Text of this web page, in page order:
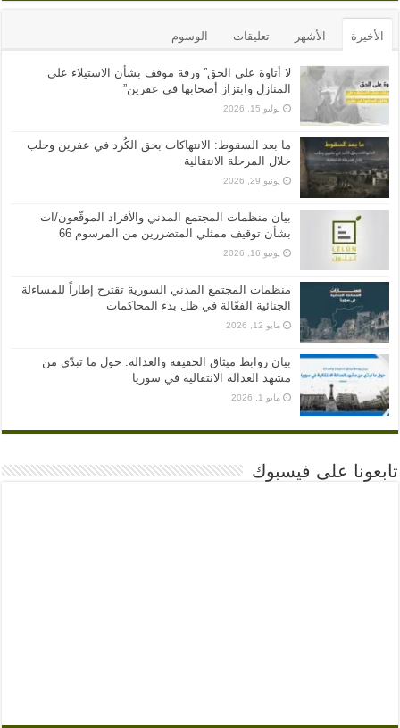
الأخيرة الأشهر تعليقات الوسوم
لا أتاوة على الحق” ورقة موقف بشأن الاستيلاء على
المنازل وابتزاز أصحابها في عفرين”
يوليو 15, 2026
ما بعد السقوط: الانتهاكات بحق الكُرد في عفرين وحلب
خلال المرحلة الانتقالية
يونيو 29, 2026
بيان منظمات المجتمع المدني والأفراد الموقّعون/ات
بشأن توقيف ممثلي المتضررين من المرسوم 66
يونيو 16, 2026
منظمات المجتمع المدني السورية تقترح إطاراً للمساءلة
الجنائية الفعّالة في ظل بدء المحاكمات
مايو 12, 2026
بيان روابط ميثاق الحقيقة والعدالة: حول ما تبدّى من
مشهد العدالة الانتقالية في سوريا
مايو 1, 2026
تابعونا على فيسبوك